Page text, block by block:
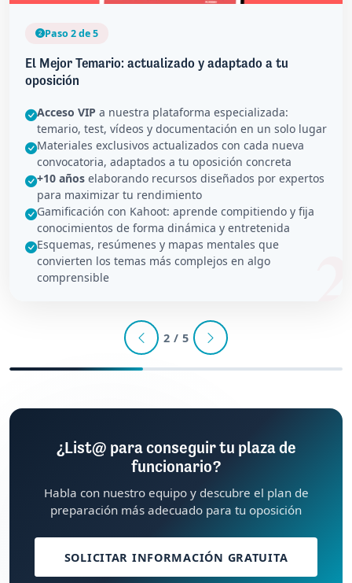
Paso 2 de 5
El Mejor Temario: actualizado y adaptado a tu
oposición
Acceso VIP a nuestra plataforma especializada:
temario, test, vídeos y documentación en un solo lugar
Materiales exclusivos actualizados con cada nueva
convocatoria, adaptados a tu oposición concreta
+10 años elaborando recursos diseñados por expertos
para maximizar tu rendimiento
Gamificación con Kahoot: aprende compitiendo y fija
conocimientos de forma dinámica y entretenida
Esquemas, resúmenes y mapas mentales que
convierten los temas más complejos en algo
comprensible
2 / 5
¿List@ para conseguir tu plaza de
funcionario?
Habla con nuestro equipo y descubre el plan de
preparación más adecuado para tu oposición
SOLICITAR INFORMACIÓN GRATUITA